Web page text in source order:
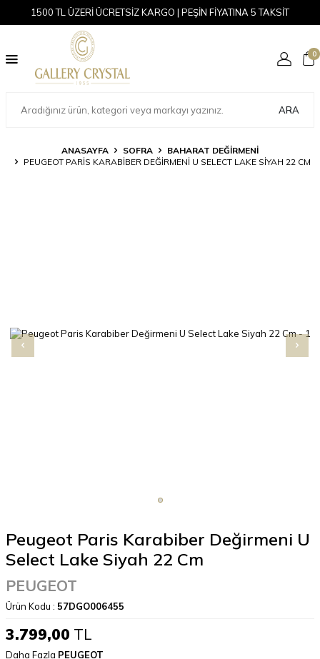
1500 TL ÜZERİ ÜCRETSİZ KARGO | PEŞİN FİYATINA 5 TAKSİT
ARA
0
ANASAYFA SOFRA
BAHARAT DEĞIRMENI
PEUGEOT PARIS KARABIBER DEĞIRMENI U SELECT LAKE SIYAH 22 CM
Peugeot Paris Karabiber Değirmeni U
Select Lake Siyah 22 Cm
PEUGEOT
Ürün Kodu : 57DGO006455
3.799,00 TL
Daha Fazla PEUGEOT